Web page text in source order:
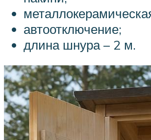
автоотключение;
длина шнура – 2 м.